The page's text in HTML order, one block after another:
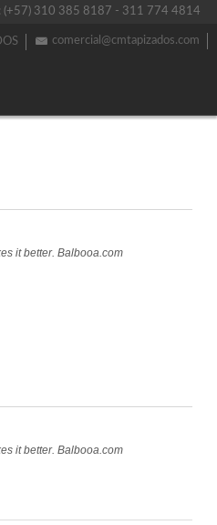
(+57) 310 385 8187 - 311 774 4814
comercial@cmtapizados.com
it better. Balbooa.com
it better. Balbooa.com